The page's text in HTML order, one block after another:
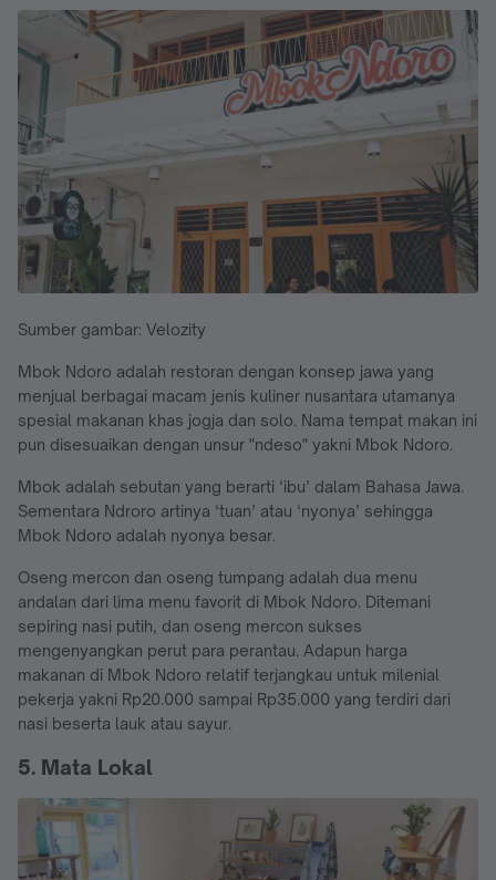
Sumber gambar: Velozity
Mbok Ndoro adalah restoran dengan konsep jawa yang
menjual berbagai macam jenis kuliner nusantara utamanya
spesial makanan khas jogja dan solo. Nama tempat makan ini
pun disesuaikan dengan unsur "ndeso" yakni Mbok Ndoro.
Mbok adalah sebutan yang berarti ‘ibu’ dalam Bahasa Jawa.
Sementara Ndroro artinya ‘tuan’ atau ‘nyonya’ sehingga
Mbok Ndoro adalah nyonya besar.
Oseng mercon dan oseng tumpang adalah dua menu
andalan dari lima menu favorit di Mbok Ndoro. Ditemani
sepiring nasi putih, dan oseng mercon sukses
mengenyangkan perut para perantau. Adapun harga
makanan di Mbok Ndoro relatif terjangkau untuk milenial
pekerja yakni Rp20.000 sampai Rp35.000 yang terdiri dari
nasi beserta lauk atau sayur.
5. Mata Lokal